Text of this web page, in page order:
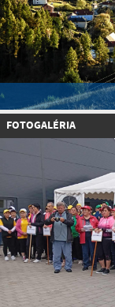
FOTOGALÉRIA